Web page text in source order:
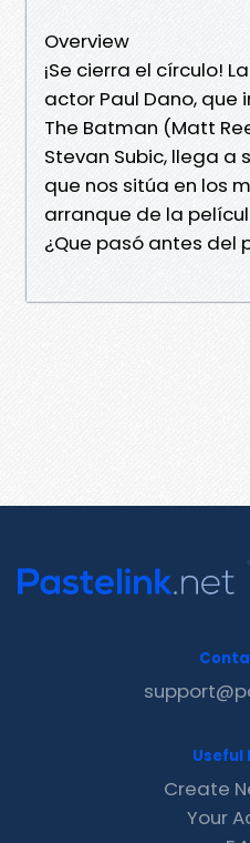
Overview
¡Se cierra el círculo!
actor Paul Dano, que
The Batman (Matt
Stevan Subic, llega a
que nos sitúa en los
arranque de la
¿Que pasó antes del
Useful
Create
Your